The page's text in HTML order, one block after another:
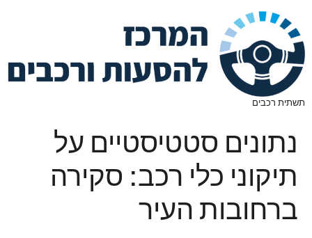
תשתית רכבים
נתונים סטטיסטיים על
תיקוני כלי רכב: סקירה
ברחובות העיר